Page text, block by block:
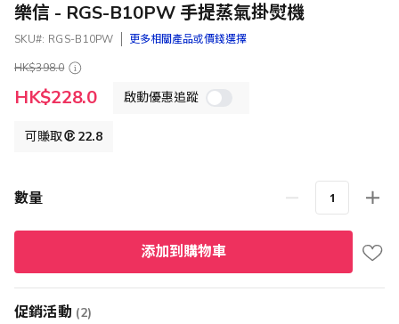
樂信 - RGS-B10PW 手提蒸氣掛熨機
SKU RGS-B10PW
更多相關產品或價錢選擇
HK$398.0
特
殊
HK$228.0 啟動優惠追蹤
可賺取 22.8
數量
添加到購物車
促銷活動 (2)